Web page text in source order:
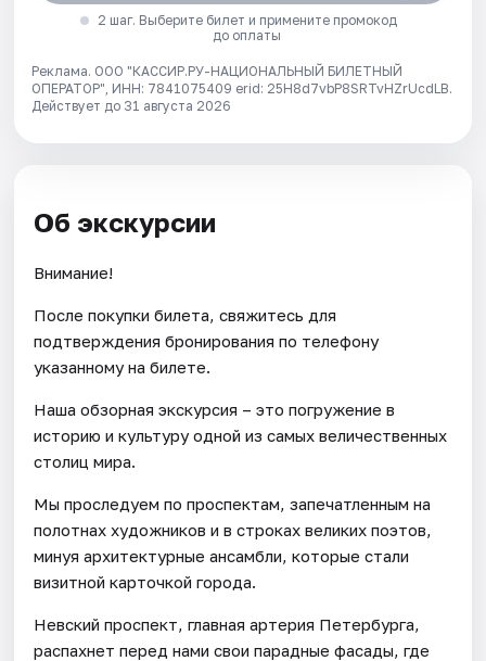
2 шаг. Выберите билет и примените промокод
до оплаты
Реклама. ООО "КАССИР.РУ-НАЦИОНАЛЬНЫЙ БИЛЕТНЫЙ
ОПЕРАТОР", ИНН: 7841075409 erid: 25H8d7vbP8SRTvHZrUcdLB.
Действует до 31 августа 2026
Об экскурсии
Внимание!
После покупки билета, свяжитесь для
подтверждения бронирования по телефону
указанному на билете.
Наша обзорная экскурсия – это погружение в
историю и культуру одной из самых величественных
столиц мира.
Мы проследуем по проспектам, запечатленным на
полотнах художников и в строках великих поэтов,
минуя архитектурные ансамбли, которые стали
визитной карточкой города.
Невский проспект, главная артерия Петербурга,
распахнет перед нами свои парадные фасады, где